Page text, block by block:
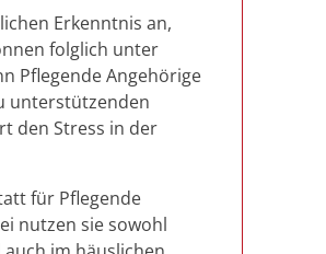
Erkenntnis an,
folglich unter
Pflegende Angehörige
unterstützenden
den Stress in der
für Pflegende
nutzen sie sowohl